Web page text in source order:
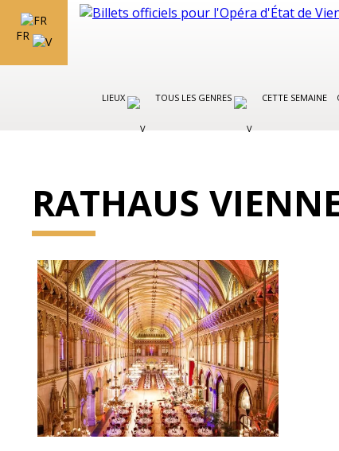
FR
LIEUX TOUS LES GENRES CETTE SEMAINE
RATHAUS